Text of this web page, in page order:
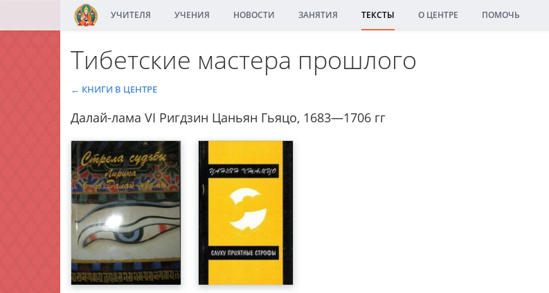
УЧИТЕЛЯ УЧЕНИЯ НОВОСТИ ЗАНЯТИЯ ТЕКСТЫ О ЦЕНТРЕ ПОМОЧЬ
Тибетские мастера прошлого
← КНИГИ В ЦЕНТРЕ
Далай-лама VI Ригдзин Цаньян Гьяцо, 1683—1706 гг